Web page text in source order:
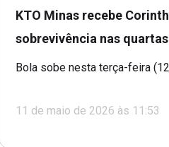
KTO Minas recebe
sobrevivência nas quartas
Bola sobe nesta terça-feira
11 de maio de 2026 às 11:53